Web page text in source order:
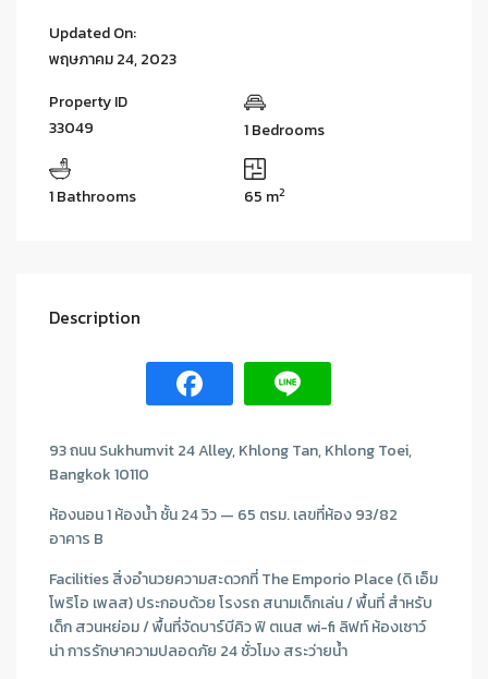
Updated On:
พฤษภาคม 24, 2023
Property ID
33049
1 Bedrooms
1 Bathrooms 65 m2
Description
93 ถนน Sukhumvit 24 Alley, Khlong Tan, Khlong Toei,
Bangkok 10110
ห้องนอน 1 ห้องนํ้า ชั้น 24 วิว — 65 ตรม. เลขที่ห้อง 93/82
อาคาร B
Facilities สิ่งอํานวยความสะดวกที่ The Emporio Place (ดิ เอ็ม
โพริโอ เพลส) ประกอบด้วย โรงรถ สนามเด็กเล่น / พื้นที่ สําหรับ
เด็ก สวนหย่อม / พื้นที่จัดบาร์บีคิว ฟิ ตเนส wi-fi ลิฟท์ ห้องเซาว์
น่า การรักษาความปลอดภัย 24 ชั่วโมง สระว่ายนํ้า